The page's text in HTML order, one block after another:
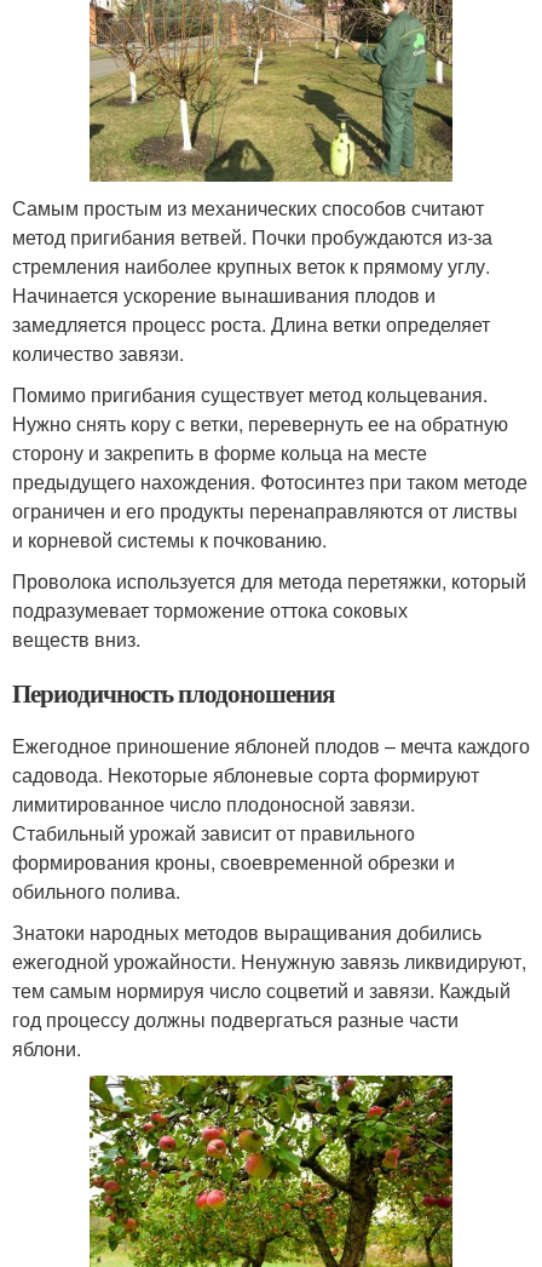
Самым простым из механических способов считают
метод пригибания ветвей. Почки пробуждаются из-за
стремления наиболее крупных веток к прямому углу.
Начинается ускорение вынашивания плодов и
замедляется процесс роста. Длина ветки определяет
количество завязи.
Помимо пригибания существует метод кольцевания.
Нужно снять кору с ветки, перевернуть ее на обратную
сторону и закрепить в форме кольца на месте
предыдущего нахождения. Фотосинтез при таком методе
ограничен и его продукты перенаправляются от листвы
и корневой системы к почкованию.
Проволока используется для метода перетяжки, который
подразумевает торможение оттока соковых
веществ вниз.
Периодичность плодоношения
Ежегодное приношение яблоней плодов – мечта каждого
садовода. Некоторые яблоневые сорта формируют
лимитированное число плодоносной завязи.
Стабильный урожай зависит от правильного
формирования кроны, своевременной обрезки и
обильного полива.
Знатоки народных методов выращивания добились
ежегодной урожайности. Ненужную завязь ликвидируют,
тем самым нормируя число соцветий и завязи. Каждый
год процессу должны подвергаться разные части
яблони.